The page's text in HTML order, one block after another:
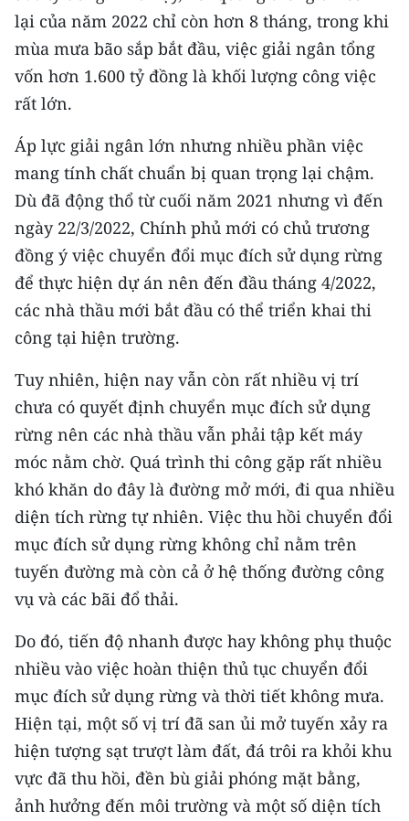
CHƯƠNG TRÌNH OCOP - MỖI XÃ
MỘT SẢN PHẨM
RADIO
MEDIA CENTER
E-Magazine
Media Chính trị
Media Kinh tế
Media Văn hóa
Media Xã hội
Media Pháp luật
Media Du lịch
Media Thế giới
Media Thể thao
Media Giáo dục
Media Khoa học - Công nghệ
Media Môi trường
Ảnh
Infographic
lại của năm 2022 chỉ còn hơn 8 tháng, trong khi
mùa mưa bão sắp bắt đầu, việc giải ngân tổng
vốn hơn 1.600 tỷ đồng là khối lượng công việc
rất lớn.
Áp lực giải ngân lớn nhưng nhiều phần việc
mang tính chất chuẩn bị quan trọng lại chậm.
Dù đã động thổ từ cuối năm 2021 nhưng vì đến
ngày 22/3/2022, Chính phủ mới có chủ trương
đồng ý việc chuyển đổi mục đích sử dụng rừng
để thực hiện dự án nên đến đầu tháng 4/2022,
các nhà thầu mới bắt đầu có thể triển khai thi
công tại hiện trường.
Tuy nhiên, hiện nay vẫn còn rất nhiều vị trí
chưa có quyết định chuyển mục đích sử dụng
rừng nên các nhà thầu vẫn phải tập kết máy
móc nằm chờ. Quá trình thi công gặp rất nhiều
khó khăn do đây là đường mở mới, đi qua nhiều
diện tích rừng tự nhiên. Việc thu hồi chuyển đổi
mục đích sử dụng rừng không chỉ nằm trên
tuyến đường mà còn cả ở hệ thống đường công
vụ và các bãi đổ thải.
Do đó, tiến độ nhanh được hay không phụ thuộc
nhiều vào việc hoàn thiện thủ tục chuyển đổi
mục đích sử dụng rừng và thời tiết không mưa.
Hiện tại, một số vị trí đã san ủi mở tuyến xảy ra
hiện tượng sạt trượt làm đất, đá trôi ra khỏi khu
vực đã thu hồi, đền bù giải phóng mặt bằng,
ảnh hưởng đến môi trường và một số diện tích